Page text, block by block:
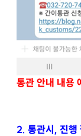
통관 안내 내용
2. 통관시, 진행